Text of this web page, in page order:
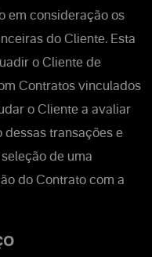
em consideração os
do Cliente. Esta
o Cliente de
Contratos vinculados
o Cliente a avaliar
dessas transações e
de uma
do Contrato com a